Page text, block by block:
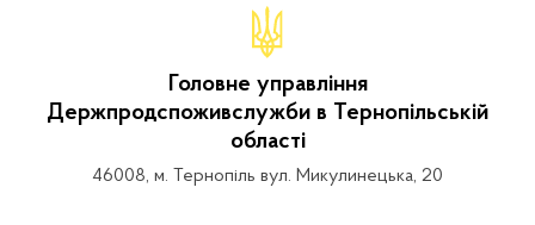
Головне управління
Держпродспоживслужби в Тернопільській
області
46008, м. Тернопіль вул. Микулинецька, 20